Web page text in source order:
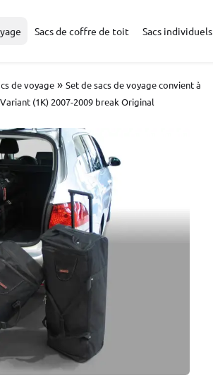
Sacs de coffre de toit Sacs individuels
de voyage » Set de sacs de voyage convient à
(1K) 2007-2009 break Original